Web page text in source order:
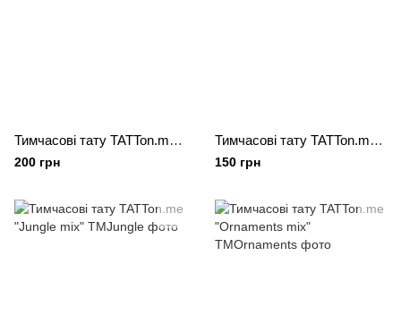
Тимчасові тату TATTon.me "Superhero set"
200 грн
Тимчасові тату TATTon.me "Dogs mix"
150 грн